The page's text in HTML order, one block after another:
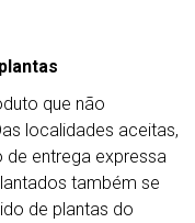
que não
localidades aceitas,
entrega expressa
também se
de plantas do